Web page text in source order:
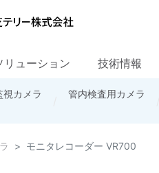
視カメラ 管内検査用カメラ
リューション
システム 放送システム
技術情報
レンズ 周辺機器 セミナ
海外の営業・
輸出手続き
点情報 調達情報 企業の
モニタレコーダー VR700